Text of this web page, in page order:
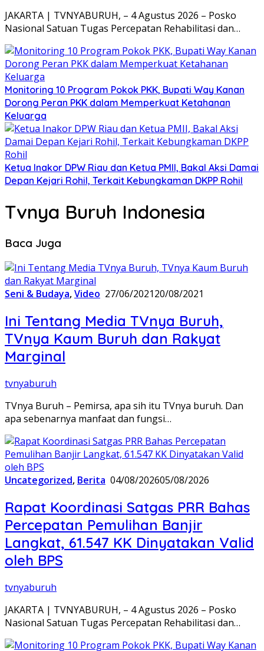
JAKARTA | TVNYABURUH, – 4 Agustus 2026 – Posko
Nasional Satuan Tugas Percepatan Rehabilitasi dan…
Monitoring 10 Program Pokok PKK, Bupati Way Kanan
Dorong Peran PKK dalam Memperkuat Ketahanan
Keluarga
Ketua Inakor DPW Riau dan Ketua PMII, Bakal Aksi Damai
Depan Kejari Rohil, Terkait Kebungkaman DKPP Rohil
Tvnya Buruh Indonesia
Baca Juga
Seni & Budaya,Video 27/06/202120/08/2021
Ini Tentang Media TVnya Buruh,
TVnya Kaum Buruh dan Rakyat
Marginal
tvnyaburuh
TVnya Buruh – Pemirsa, apa sih itu TVnya buruh. Dan
apa sebenarnya manfaat dan fungsi…
Uncategorized, Berita 04/08/202605/08/2026
Rapat Koordinasi Satgas PRR Bahas
Percepatan Pemulihan Banjir
Langkat, 61.547 KK Dinyatakan Valid
oleh BPS
tvnyaburuh
JAKARTA | TVNYABURUH, – 4 Agustus 2026 – Posko
Nasional Satuan Tugas Percepatan Rehabilitasi dan…